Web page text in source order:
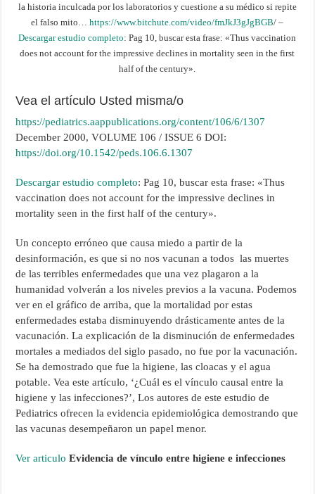
la historia inculcada por los laboratorios y cuestione a su médico si repite
el falso mito…https://www.bitchute.com/video/fmJkJ3gJgBGB/ –
Descargar estudio completo: Pag 10, buscar esta frase: «Thus vaccination
does not account for the impressive declines in mortality seen in the first
half of the century».
Vea el artículo Usted misma/o
https://pediatrics.aappublications.org/content/106/6/1307
December 2000, VOLUME 106 / ISSUE 6 DOI:
https://doi.org/10.1542/peds.106.6.1307
Descargar estudio completo: Pag 10, buscar esta frase: «Thus
vaccination does not account for the impressive declines in
mortality seen in the first half of the century».
Un concepto erróneo que causa miedo a partir de la
desinformación, es que si no nos vacunan a todos las muertes
de las terribles enfermedades que una vez plagaron a la
humanidad volverán a los niveles previos a la vacuna. Podemos
ver en el gráfico de arriba, que la mortalidad por estas
enfermedades estaba disminuyendo drásticamente antes de la
vacunación. La explicación de la disminución de enfermedades
mortales a mediados del siglo pasado, no fue por la vacunación.
Se ha demostrado que fue la higiene, las cloacas y el agua
potable. Vea este artículo, ‘¿Cuál es el vínculo causal entre la
higiene y las infecciones?’, Los autores de este estudio de
Pediatrics ofrecen la evidencia epidemiológica demostrando que
las vacunas desempeñaron un papel menor.
Ver articulo Evidencia de vínculo entre higiene e infecciones